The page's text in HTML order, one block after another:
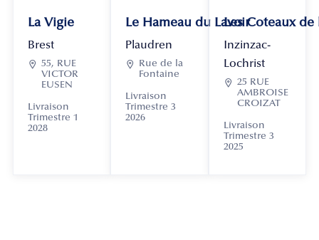
La Vigie
Brest
 55, RUE
VICTOR
EUSEN
Livraison
Trimestre 1
2028
Le Hameau du Lavoir
Plaudren

Rue de la
Fontaine
Livraison
Trimestre 3
2026
Les Coteaux
Inzinzac-
Lochrist
 25 RUE
AMBROISE
CROIZAT
Livraison
Trimestre 3
2025